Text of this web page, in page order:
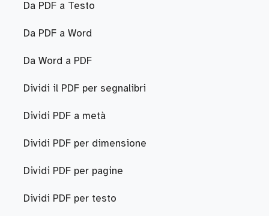
Da PDF a Testo
Da PDF a Word
Da Word a PDF
Dividi il PDF per segnalibri
Dividi PDF a metà
Dividi PDF per dimensione
Dividi PDF per pagine
Dividi PDF per testo